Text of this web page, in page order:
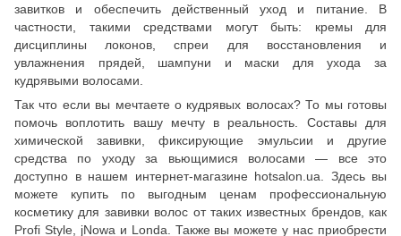
завитков и обеспечить действенный уход и питание. В
частности, такими средствами могут быть: кремы для
дисциплины локонов, спреи для восстановления и
увлажнения прядей, шампуни и маски для ухода за
кудрявыми волосами.
Так что если вы мечтаете о кудрявых волосах? То мы готовы
помочь воплотить вашу мечту в реальность. Составы для
химической завивки, фиксирующие эмульсии и другие
средства по уходу за вьющимися волосами — все это
доступно в нашем интернет-магазине hotsalon.ua. Здесь вы
можете купить по выгодным ценам профессиональную
косметику для завивки волос от таких известных брендов, как
Profi Style, jNowa и Londa. Также вы можете у нас приобрести